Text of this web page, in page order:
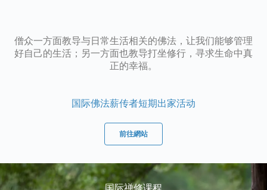
僧众一方面教导与日常生活相关的佛法，让我们能够管理
好自己的生活；另一方面也教导打坐修行，寻求生命中真
正的幸福。
国际佛法薪传者短期出家活动
前往網站
国际禅修课程